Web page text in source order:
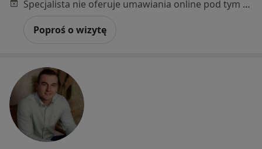
Specjalista nie oferuje umawiania online pod tym adresem.
Poproś o wizytę